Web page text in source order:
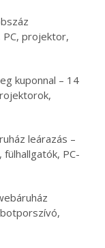
projektor,
kuponnal – 14
leárazás –
PC-